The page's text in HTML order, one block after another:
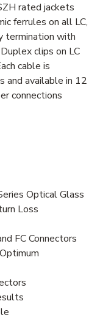
rated jackets
ferrules on all LC,
termination with
clips on LC
cable is
and available in 12
connections
Optical Glass
Loss
FC Connectors